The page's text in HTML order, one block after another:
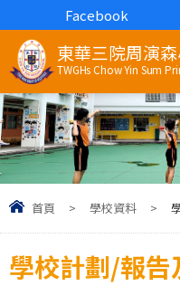
東華三院周演
TWGHs Chow Yin Sum
Facebook
首頁 > 學校資料 >
學校計劃/報告